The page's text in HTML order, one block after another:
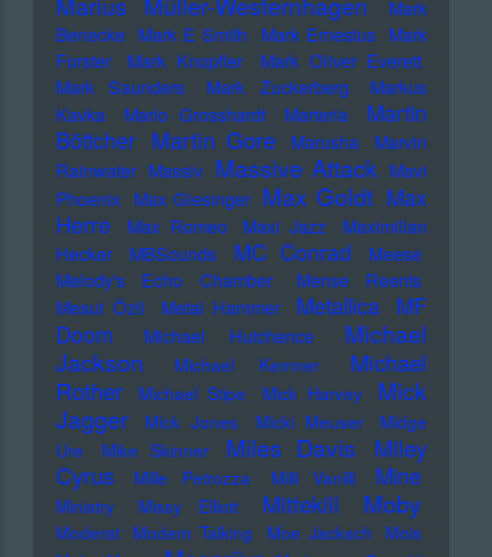
Mark
Benecke Mark E Smith Mark Ernestus Mark
Forster
Mark Knopfler
Mark Oliver Everett
Mark Saunders
Mark Zuckerberg
Markus
Kavka
Marlo Grosshardt Marteria
Martin
Böttcher Martin Gore Marusha
Marvin
Rainwater Massiv Massive Attack Mavi
Phoenix Max Giesinger Max Goldt Max
Herre
Max Romeo Maxi Jazz
Maximilian
Hecker
MBSounds MC Conrad
Meese
Melody's Echo Chamber
Mense Reents
Mesut Özil
Metal Hammer Metallica MF
Doom
Michael Hutchence
Michael
Jackson
Michael Kemner
Michael
Rother
Michael Stipe Mick Harvey
Mick
Jagger
Mick Jones Micki Meuser
Midge
Ure
Mike Skinner Miles Davis
Miley
Cyrus
Mille Petrozza Milli Vanilli Mine
Ministry Missy Elliott Mittekill Moby
Moderat Modern Talking Moe Jacksch
Mois